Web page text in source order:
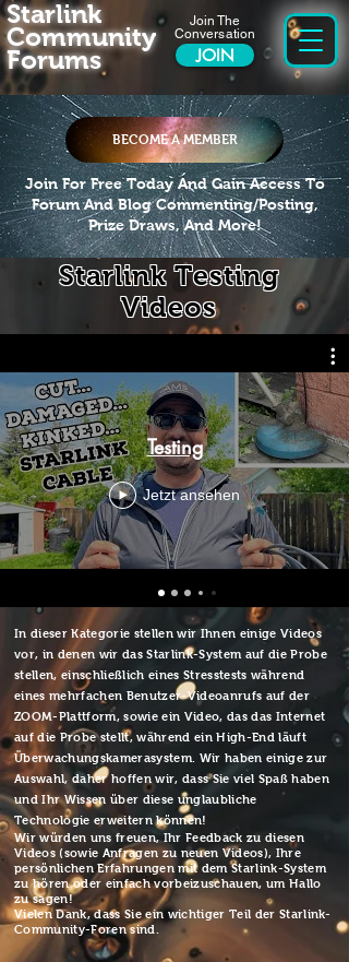
Join The
Conversation
JOIN
Starlink
Community
Forums
BECOME A MEMBER
Join For Free Today And Gain Access To
Forum And Blog Commenting/Posting,
Prize Draws, And More!
Starlink Testing
Videos
Testing
Jetzt ansehen
In dieser Kategorie stellen wir Ihnen einige Videos
vor, in denen wir das Starlink-System auf die Probe
stellen, einschließlich eines Stresstests während
eines mehrfachen Benutzer-Videoanrufs auf der
ZOOM-Plattform, sowie ein Video, das das Internet
auf die Probe stellt, während ein High-End läuft
Überwachungskamerasystem. Wir haben einige zur
Auswahl, daher hoffen wir, dass Sie viel Spaß haben
und Ihr Wissen über diese unglaubliche
Technologie erweitern können!
Wir würden uns freuen, Ihr Feedback zu diesen
Videos (sowie Anfragen zu neuen Videos), Ihre
persönlichen Erfahrungen mit dem Starlink-System
zu hören oder einfach vorbeizuschauen, um Hallo
zu sagen!
Vielen Dank, dass Sie ein wichtiger Teil der Starlink-
Community-Foren sind.